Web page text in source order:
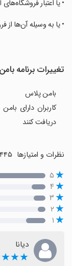
‏• یا اعتبار فروشگاه‌های
‏• یا به وسیله آن‌ها
تغییرات برنامه
بامن پلاس
کاربران دارای
دریافت کنند
نظرات و امتیازها
۵
۴
۳
۲
۱
دیانا